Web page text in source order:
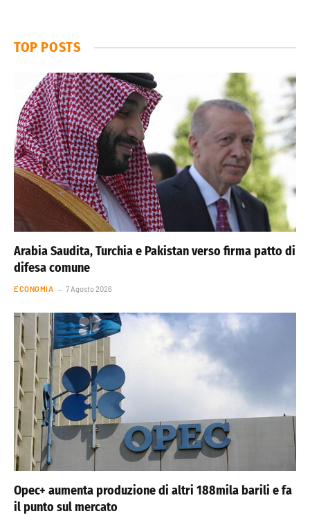
TOP POSTS
Arabia Saudita, Turchia e Pakistan verso firma patto di
difesa comune
ECONOMIA 7 Agosto 2026
Opec+ aumenta produzione di altri 188mila barili e fa
il punto sul mercato